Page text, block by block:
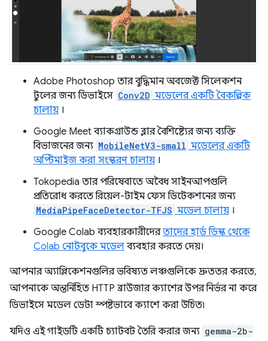
Adobe Photoshop তার বুদ্ধিমান অবজেক্ট সিলেকশন
টুলের জন্য ডিভাইসে Conv2D মডেলের একটি বৈকল্পিক
চালায় ।
Google Meet ব্যাকগ্রাউন্ড ব্লার বৈশিষ্ট্যের জন্য ব্যক্তি
বিভাজনের জন্য MobileNetV3-small মডেলের একটি
অপ্টিমাইজ করা সংস্করণ চালায় ।
Tokopedia তার পরিষেবাতে অবৈধ সাইনআপগুলি
প্রতিরোধ করতে রিয়েল-টাইম ফেস ডিটেকশনের জন্য
MediaPipeFaceDetector-TFJS মডেল চালায় ।
Google Colab ব্যবহারকারীদেরতাদের হার্ড ডিস্ক থেকে
Colab নোটবুকে মডেলব্যবহার করতে দেয়।
আপনার অ্যাপ্লিকেশনগুলির ভবিষ্যত লঞ্চগুলিকে দ্রুততর করতে,
আপনাকে অন্তর্নিহিত HTTP ব্রাউজার ক্যাশের উপর নির্ভর না করে
ডিভাইসে মডেল ডেটা স্পষ্টভাবে ক্যাশে করা উচিত৷
যদিও এই গাইডটি একটি চ্যাটবট তৈরি করার জন্য gemma-2b-